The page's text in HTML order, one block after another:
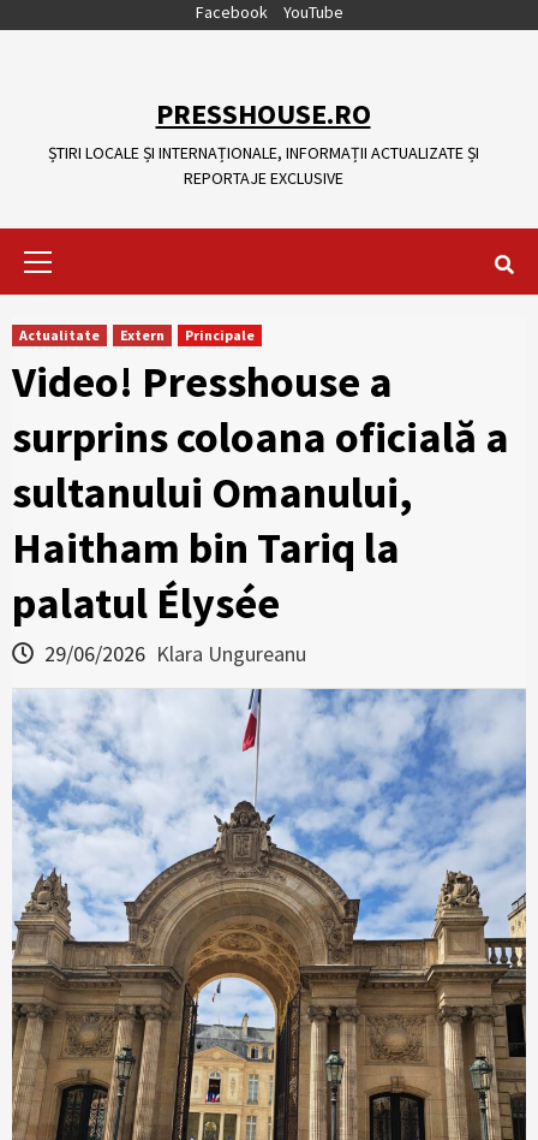
Facebook YouTube
PRESSHOUSE.RO
ȘTIRI LOCALE ȘI INTERNAȚIONALE, INFORMAȚII ACTUALIZATE ȘI
REPORTAJE EXCLUSIVE
Actualitate Extern Principale
Video! Presshouse a
surprins coloana oficială a
sultanului Omanului,
Haitham bin Tariq la
palatul Élysée
29/06/2026 Klara Ungureanu